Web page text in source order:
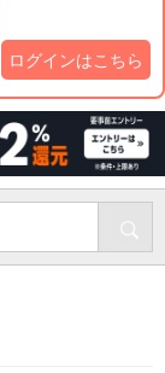
ログインはこちら